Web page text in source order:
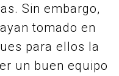
Sin embargo,
tomado en
para ellos la
un buen equipo